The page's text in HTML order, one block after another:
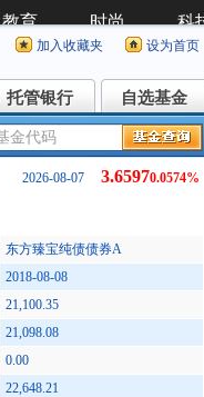
加入收藏夹 设为首页
托管银行
托管银行 自选基金
自选基金
2026-08-07 3.65970.0574%
东方臻宝纯债债券A
2018-08-08
21,100.35
21,098.08
0.00
22,648.21